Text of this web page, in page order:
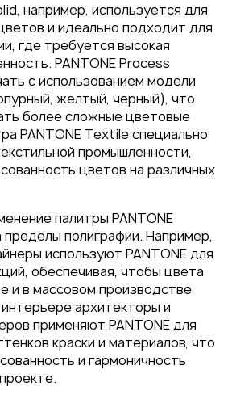
например, используется для
и идеально подходит для
где требуется высокая
PANTONE Process
с использованием модели
желтый, черный), что
более сложные цветовые
PANTONE Textile специально
промышленности,
цветов на различных
палитры PANTONE
полиграфии. Например,
используют PANTONE для
обеспечивая, чтобы цвета
и в массовом производстве
архитекторы и
применяют PANTONE для
краски и материалов, что
и гармоничность